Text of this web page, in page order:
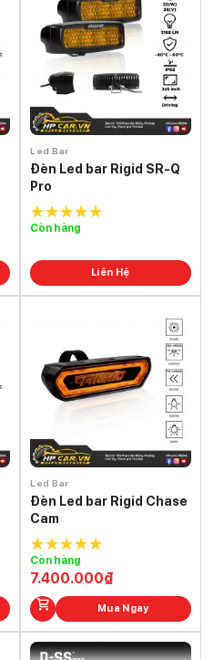
Led Bar
Đèn Led bar Rigid SR-Q
Pro
5.0out of
Còn hàng
Liên Hệ
Led Bar
Đèn Led bar Rigid Chase
Cam
7.400.000₫
5.0out of
5
Còn hàng
Mua Ngay